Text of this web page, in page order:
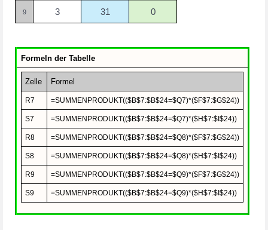
9 3 31 0
Formeln der Tabelle
Zelle Formel
R7 =SUMMENPRODUKT(($B$7:$B$24=$Q7)*($F$7:$G$24))
S7 =SUMMENPRODUKT(($B$7:$B$24=$Q7)*($H$7:$I$24))
R8 =SUMMENPRODUKT(($B$7:$B$24=$Q8)*($F$7:$G$24))
S8 =SUMMENPRODUKT(($B$7:$B$24=$Q8)*($H$7:$I$24))
R9 =SUMMENPRODUKT(($B$7:$B$24=$Q9)*($F$7:$G$24))
S9 =SUMMENPRODUKT(($B$7:$B$24=$Q9)*($H$7:$I$24))